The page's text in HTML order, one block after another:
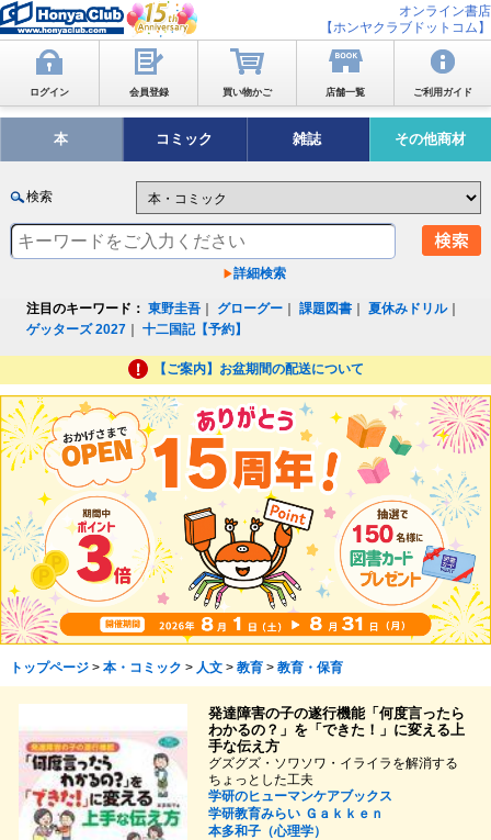
オンライン書店
【ホンヤクラブドットコム】
ログイン 会員登録 買い物かご 店舗一覧 ご利用ガイド
本 コミック 雑誌 その他商材
検索
詳細検索
注目のキーワード： 東野圭吾 グローグー ｜課題図書 ｜夏休みドリル｜
ゲッターズ 2027 ｜十二国記【予約】
【ご案内】お盆期間の配送について
トップページ> 本・コミック > 人文> 教育> 教育・保育
発達障害の子の遂行機能「何度言ったら
わかるの？」を「できた！」に変える上
手な伝え方
グズグズ・ソワソワ・イライラを解消する
ちょっとした工夫
学研のヒューマンケアブックス
学研教育みらい Ｇａｋｋｅｎ
本多和子（心理学）